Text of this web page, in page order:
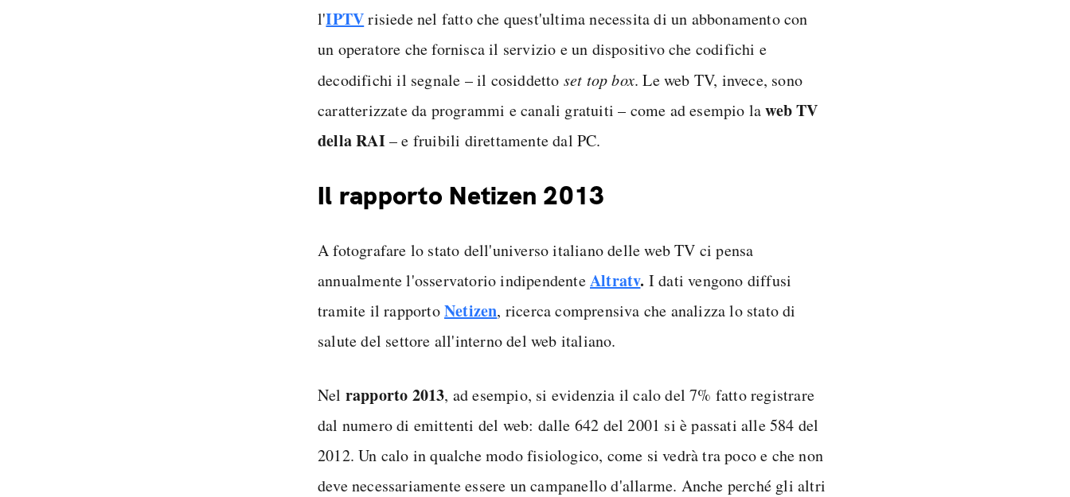
l'IPTVrisiede nel fatto che quest'ultima necessita di un abbonamento con
un operatore che fornisca il servizio e un dispositivo che codifichi e
decodifichi il segnale – il cosiddetto set top box. Le web TV, invece, sono
caratterizzate da programmi e canali gratuiti – come ad esempio laweb TV
della RAI– e fruibili direttamente dal PC.
Il rapporto Netizen 2013
A fotografare lo stato dell'universo italiano delle web TV ci pensa
annualmente l'osservatorio indipendenteAltratv. I dati vengono diffusi
tramite il rapportoNetizen, ricerca comprensiva che analizza lo stato di
salute del settore all'interno del web italiano.
Nel rapporto 2013, ad esempio, si evidenzia il calo del 7% fatto registrare
dal numero di emittenti del web: dalle 642 del 2001 si è passati alle 584 del
2012. Un calo in qualche modo fisiologico, come si vedrà tra poco e che non
deve necessariamente essere un campanello d'allarme. Anche perché gli altri